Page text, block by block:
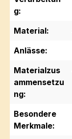
g:
Material:
Anlässe:
Materialzus
ammensetzu
ng:
Besondere
Merkmale: